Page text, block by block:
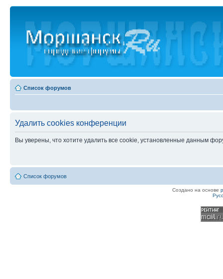
Список форумов
Удалить cookies конференции
Вы уверены, что хотите удалить все cookie, установленные данным
Список форумов
Создано на основе